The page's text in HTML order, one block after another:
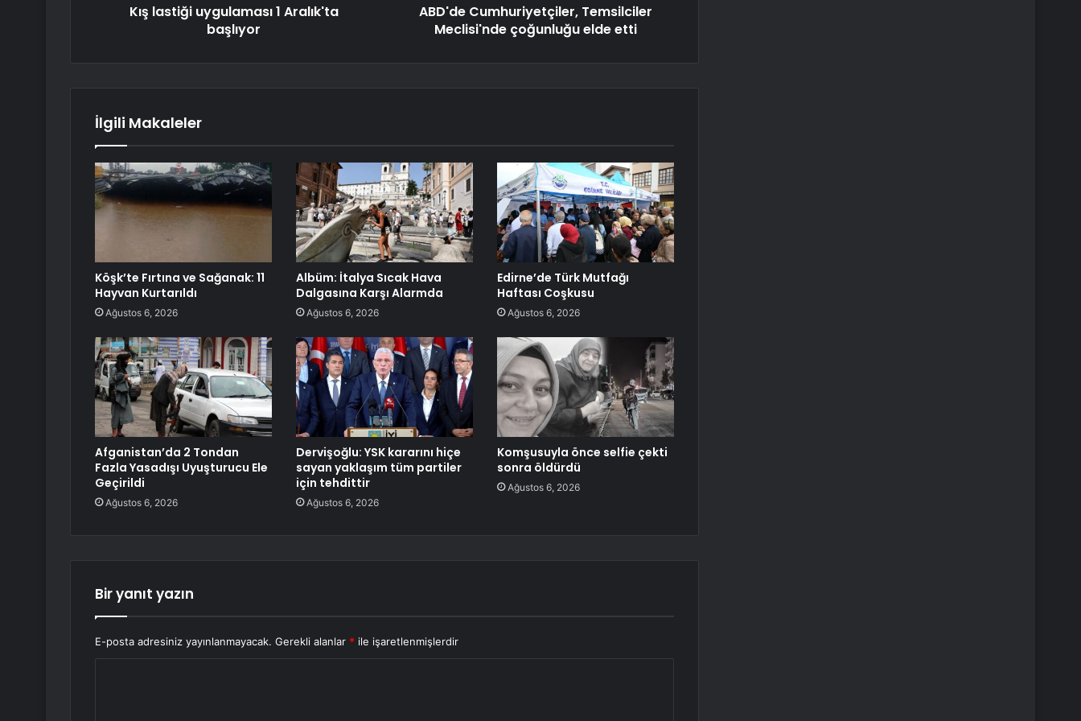
Kış lastiği uygulaması 1 Aralık'ta
başlıyor
ABD'de Cumhuriyetçiler, Temsilciler
Meclisi'nde çoğunluğu elde etti
İlgili Makaleler
Köşk’te Fırtına ve Sağanak: 11
Hayvan Kurtarıldı
Ağustos 6, 2026
Albüm: İtalya Sıcak Hava
Dalgasına Karşı Alarmda
Ağustos 6, 2026
Edirne’de Türk Mutfağı
Haftası Coşkusu
Ağustos 6, 2026
Afganistan’da 2 Tondan
Fazla Yasadışı Uyuşturucu Ele
Geçirildi
Ağustos 6, 2026
Dervişoğlu: YSK kararını hiçe
sayan yaklaşım tüm partiler
için tehdittir
Ağustos 6, 2026
Komşusuyla önce selfie çekti
sonra öldürdü
Ağustos 6, 2026
Bir yanıt yazın
E-posta adresiniz yayınlanmayacak. Gerekli alanlar * ile işaretlenmişlerdir